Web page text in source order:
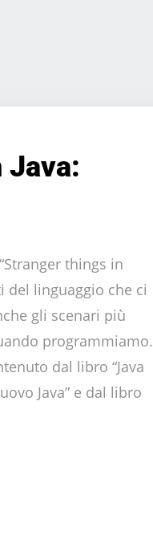
Java:
things in
del linguaggio che ci
gli scenari più
programmiamo.
dal libro “Java
Java” e dal libro